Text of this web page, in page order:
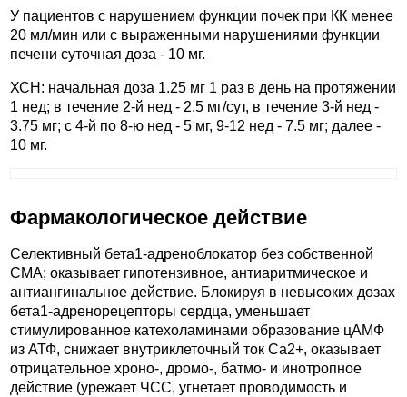
У пациентов с нарушением функции почек при КК менее
20 мл/мин или с выраженными нарушениями функции
печени суточная доза - 10 мг.
ХСН: начальная доза 1.25 мг 1 раз в день на протяжении
1 нед; в течение 2-й нед - 2.5 мг/сут, в течение 3-й нед -
3.75 мг; с 4-й по 8-ю нед - 5 мг, 9-12 нед - 7.5 мг; далее -
10 мг.
Фармакологическое действие
Селективный бета1-адреноблокатор без собственной
СМА; оказывает гипотензивное, антиаритмическое и
антиангинальное действие. Блокируя в невысоких дозах
бета1-адренорецепторы сердца, уменьшает
стимулированное катехоламинами образование цАМФ
из АТФ, снижает внутриклеточный ток Ca2+, оказывает
отрицательное хроно-, дромо-, батмо- и инотропное
действие (урежает ЧСС, угнетает проводимость и